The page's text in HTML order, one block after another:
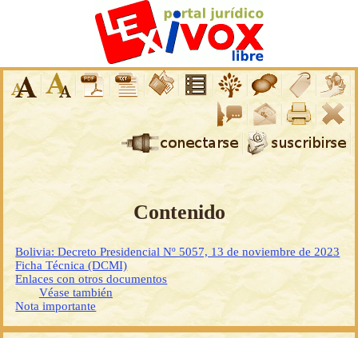
Contenido
Bolivia: Decreto Presidencial Nº 5057, 13 de noviembre de 2023
Ficha Técnica (DCMI)
Enlaces con otros documentos
Véase también
Nota importante